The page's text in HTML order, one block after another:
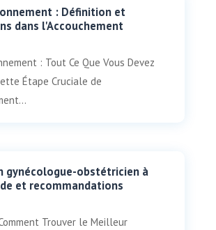
: Définition et
dans l'Accouchement
: Tout Ce Que Vous Devez
Étape Cruciale de
gynécologue-obstétricien à
et recommandations
Trouver le Meilleur